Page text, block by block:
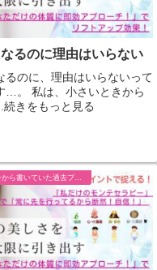
るのに理由はいらない
るのに、理由はいらないって
…。 私は、小さいときから
続きをもっと見る
ocnでオープンから書いていた過去ブログ